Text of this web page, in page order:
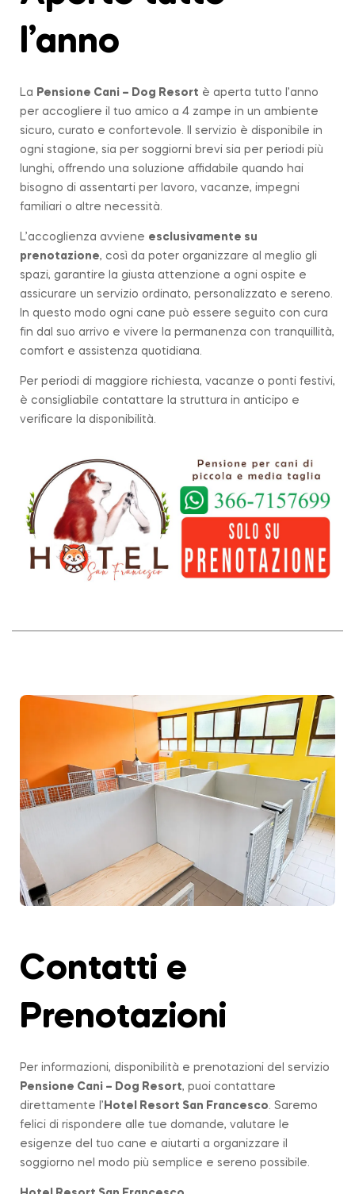
l’anno
La Pensione Cani – Dog Resort è aperta tutto l’anno
per accogliere il tuo amico a 4 zampe in un ambiente
sicuro, curato e confortevole. Il servizio è disponibile in
ogni stagione, sia per soggiorni brevi sia per periodi più
lunghi, offrendo una soluzione affidabile quando hai
bisogno di assentarti per lavoro, vacanze, impegni
familiari o altre necessità.
L’accoglienza avviene esclusivamente su
prenotazione, così da poter organizzare al meglio gli
spazi, garantire la giusta attenzione a ogni ospite e
assicurare un servizio ordinato, personalizzato e sereno.
In questo modo ogni cane può essere seguito con cura
fin dal suo arrivo e vivere la permanenza con tranquillità,
comfort e assistenza quotidiana.
Per periodi di maggiore richiesta, vacanze o ponti festivi,
è consigliabile contattare la struttura in anticipo e
verificare la disponibilità.
Contatti e
Prenotazioni
Per informazioni, disponibilità e prenotazioni del servizio
Pensione Cani – Dog Resort, puoi contattare
direttamente l’ Hotel Resort San Francesco . Saremo
felici di rispondere alle tue domande, valutare le
esigenze del tuo cane e aiutarti a organizzare il
soggiorno nel modo più semplice e sereno possibile.